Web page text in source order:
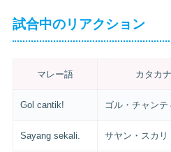
試合中のリアクション
マレー語 カタカナ
Gol cantik! ゴル・チャンテ
Sayang sekali. サヤン・スカリ